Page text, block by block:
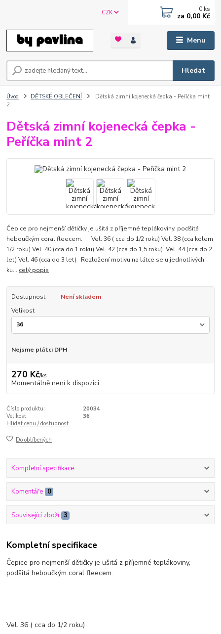
Menu
CZK
Hledat
0 ks
za 0,00 Kč
Úvod DĚTSKÉ OBLEČENÍ
Dětská zimní kojenecká čepka - Peříčka mint
2
Dětská zimní kojenecká čepka -
Peříčka mint 2
Čepice pro nejmenší dětičky je ušitá z příjemné teplákoviny, podšitá
heboučkým coral fleecem. Vel. 36 ( cca do 1/2 roku) Vel. 38 (cca kolem
1/2 roku) Vel. 40 (cca do 1 roku) Vel. 42 (cca do 1,5 roku) Vel. 44 (cca do 2
let) Vel. 46 (cca do 3 let) Rozložení motivu na látce se u jednotlivých
ku... celý popis
Dostupnost
Není skladem
Velikost
Nejsme plátci DPH
270 Kč/ks
Momentálně není k dispozici
Číslo produktu:
20034
Velikost:
36
Hlídat cenu / dostupnost
Do oblíbených
Kompletní specifikace
Komentáře 0
Související zboží 3
Kompletní specifikace
Čepice pro nejmenší dětičky je ušitá z příjemné teplákoviny,
podšitá heboučkým coral fleecem.
Vel. 36 ( cca do 1/2 roku)